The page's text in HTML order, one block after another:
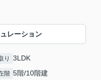
レーション
り 3LDK
階 5階/10階建